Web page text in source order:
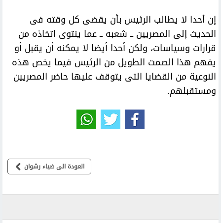
إن أحدا لا يطالب الرئيس بأن يقضى كل وقته فى
الحديث إلى المصريين ــ شعبه ــ عما ينتوى اتخاذه من
قرارات وسياسات، ولكن أحدا أيضا لا يمكنه أن يقبل أو
يفهم هذا الصمت الطويل من الرئيس فيما يخص هذه
النوعية من القضايا التى يتوقف عليها حاضر المصريين
ومستقبلهم.
العودة الى ضياء رشوان